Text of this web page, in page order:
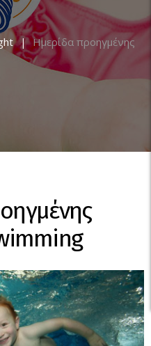
Ημερίδα προηγμένης